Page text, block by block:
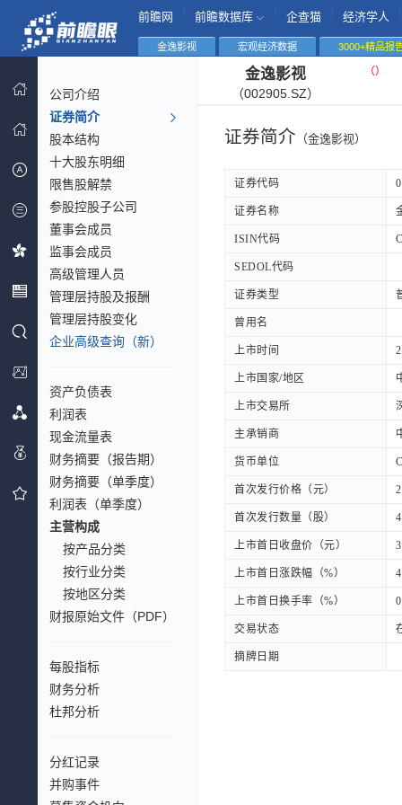
前瞻网 前瞻数据库 企查猫 经济学人
金逸影视 宏观经济数据 3000+精品报
公司介绍
证券简介
股本结构
十大股东明细
限售股解禁
参股控股子公司
董事会成员
监事会成员
高级管理人员
管理层持股及报酬
管理层持股变化
企业高级查询（新）
资产负债表
利润表
现金流量表
财务摘要（报告期）
财务摘要（单季度）
利润表（单季度）
主营构成
按产品分类
按行业分类
按地区分类
财报原始文件（PDF）
每股指标
财务分析
杜邦分析
分红记录
并购事件
金逸影视
（002905.SZ）
（）
证券简介 （金逸影视）
证券代码
证券名称
ISIN代码
SEDOL代码
证券类型
曾用名
上市时间
上市国家/地区
上市交易所
主承销商
货币单位
首次发行价格（元）
首次发行数量（股）
上市首日收盘价（元）
上市首日涨跌幅（%）
上市首日换手率（%）
交易状态
摘牌日期